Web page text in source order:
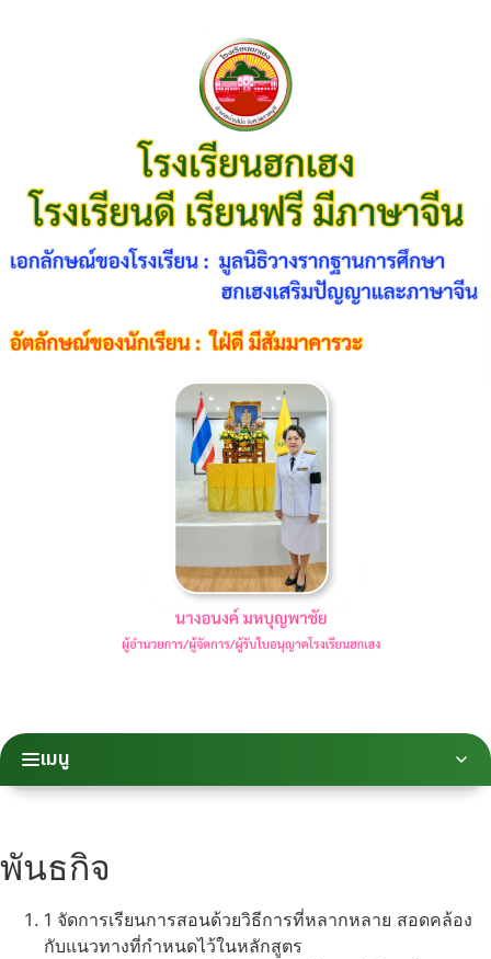
เมนู
พันธกิจ
1 จัดการเรียนการสอนด้วยวิธีการที่หลากหลาย สอดคล้อง
กับแนวทางที่กำหนดไว้ในหลักสูตร